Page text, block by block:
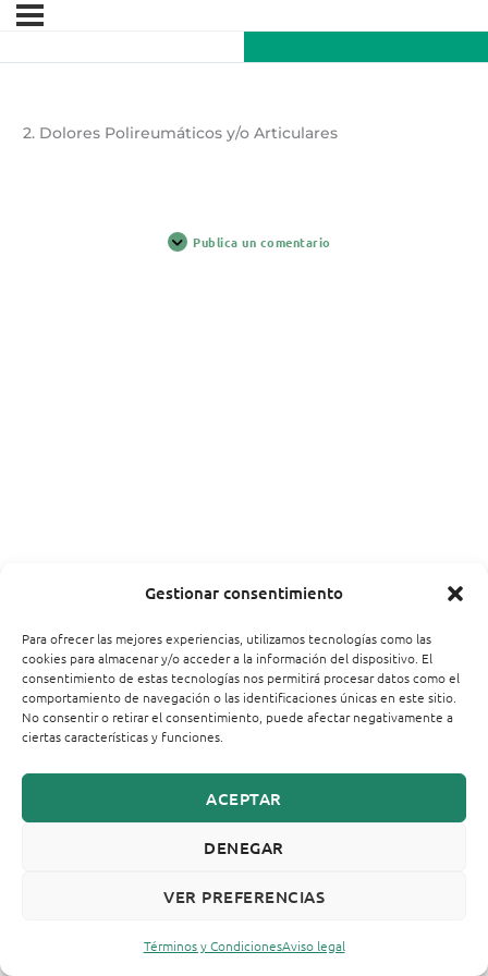
Gestionar consentimiento
Para ofrecer las mejores experiencias, utilizamos tecnologías como las
cookies para almacenar y/o acceder a la información del dispositivo. El
consentimiento de estas tecnologías nos permitirá procesar datos como el
comportamiento de navegación o las identificaciones únicas en este sitio.
No consentir o retirar el consentimiento, puede afectar negativamente a
ciertas características y funciones.
ACEPTAR
DENEGAR
VER PREFERENCIAS
Términos y CondicionesAviso legal
2. Dolores Polireumáticos y/o Articulares
Publica un comentario